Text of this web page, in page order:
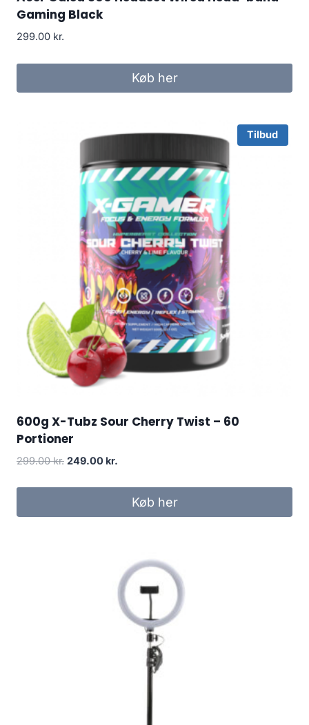
Gaming Black
299.00 kr.
Køb her
Tilbud
600g X-Tubz Sour Cherry Twist – 60
Portioner
299.00kr. Original
249.00 kr.
249.00 kr..
Køb her